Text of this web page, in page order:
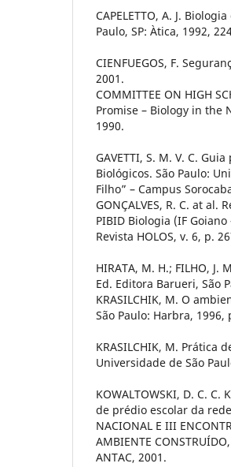
CAPELETTO, A. J.
Paulo, SP: Àtica, 1992,
CIENFUEGOS, F.
2001.
COMMITTEE ON HIGH
Promise – Biology in the
1990.
GAVETTI, S. M. V. C.
Biológicos. São Paulo:
Filho” – Campus
GONÇALVES, R. C. at
PIBID Biologia (IF
Revista HOLOS, v. 6, p.
HIRATA, M. H.; FILHO, J.
Ed. Editora Barueri, São
KRASILCHIK, M. O
São Paulo: Harbra, 1996,
KRASILCHIK, M. Prática
Universidade de São
KOWALTOWSKI, D. C.
de prédio escolar da
NACIONAL E III
AMBIENTE
ANTAC, 2001.